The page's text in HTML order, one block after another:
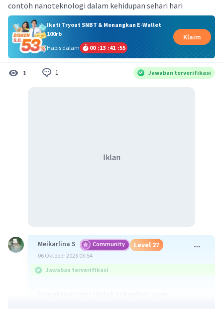
contoh nanoteknologi dalam kehidupan sehari hari
Ikuti Tryout SNBT & Menangkan E-Wallet
100rb
Habis dalam
00 :13 :41 :54
Klaim
1 1 Jawaban terverifikasi
Iklan
Meikarlina S Community Level 27
06 Oktober 2023 03:54
Jawaban terverifikasi